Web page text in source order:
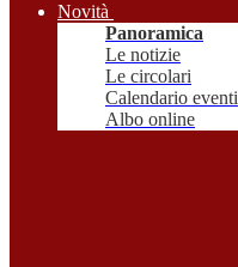
Novità
Panoramica
Le notizie
Le circolari
Calendario eventi
Albo online